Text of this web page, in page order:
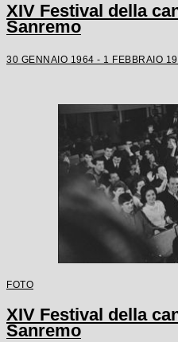
XIV Festival della
Sanremo
30 GENNAIO 1964 - 1 FEBBRAIO
FOTO
XIV Festival della
Sanremo